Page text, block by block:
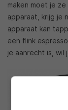
maken moet je ze
apparaat, krijg je
apparaat kan
een flink
je aanrecht is, wil